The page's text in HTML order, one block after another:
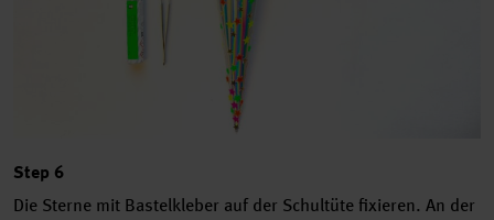
Step 6
Die Sterne mit Bastelkleber auf der Schultüte fixieren. An der